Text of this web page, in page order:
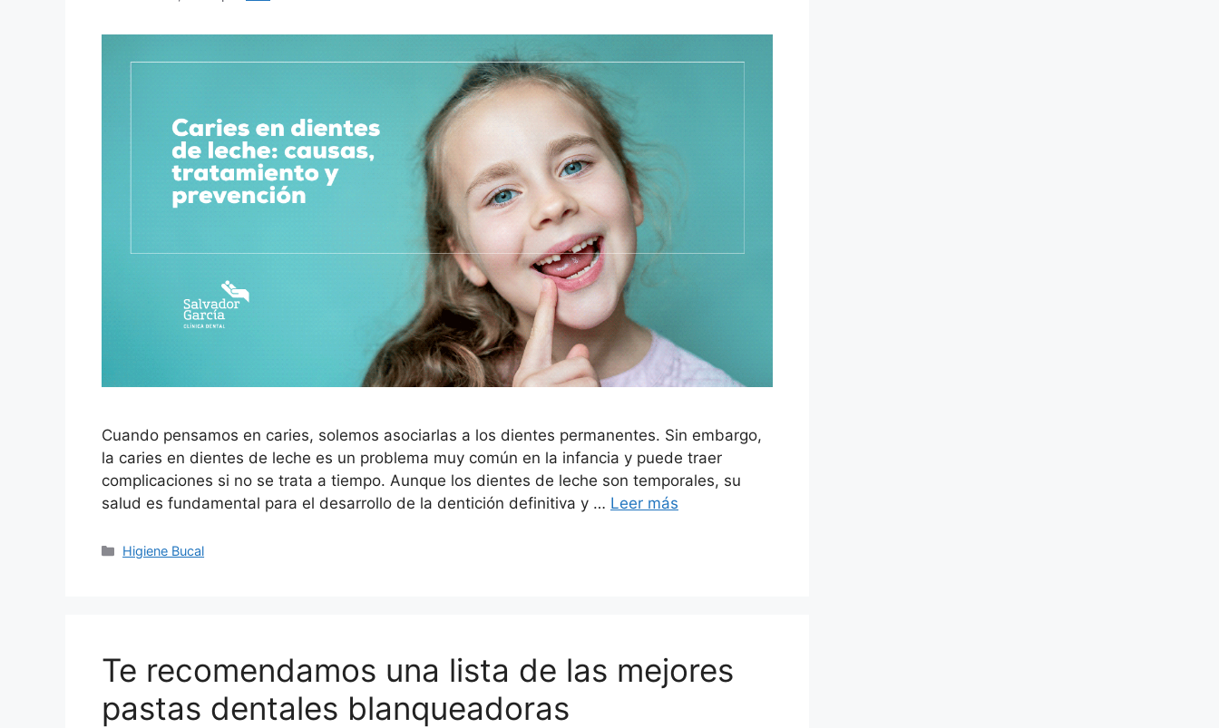
Cuando pensamos en caries, solemos asociarlas a los dientes permanentes. Sin embargo,
la caries en dientes de leche es un problema muy común en la infancia y puede traer
complicaciones si no se trata a tiempo. Aunque los dientes de leche son temporales, su
salud es fundamental para el desarrollo de la dentición definitiva y … Leer más
Higiene Bucal
Te recomendamos una lista de las mejores
pastas dentales blanqueadoras